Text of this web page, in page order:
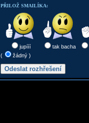
PŘILOŽ SMAILÍKA:
jupííí tak bacha
(
žádný )